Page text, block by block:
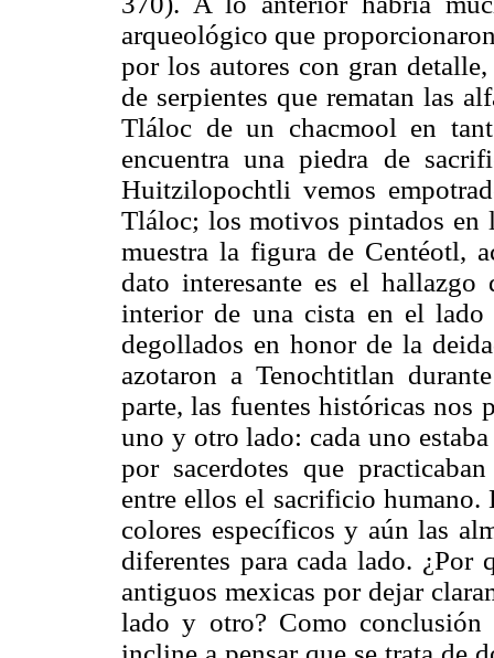
arqueológico que
por los autores con gran
de serpientes que rematan las
Tláloc de un chacmool en
encuentra una piedra de
Huitzilopochtli vemos
Tláloc; los motivos pintados en
muestra la figura de Centéotl,
dato interesante es el
interior de una cista en el
degollados en honor de la
azotaron a Tenochtitlan
parte, las fuentes históricas nos
uno y otro lado: cada uno
por sacerdotes que
entre ellos el sacrificio humano.
colores específicos y aún las
diferentes para cada lado. ¿Por
antiguos mexicas por dejar
lado y otro? Como